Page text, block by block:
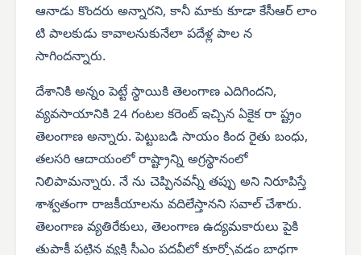
ఆనాడు కొందరు అన్నారని, కానీ మాకు కూడా కేసీఆర్ లాం
టి పాలకుడు కావాలనుకునేలా పదేళ్ల పాల న
సాగిందన్నారు.
దేశానికి అన్నం పెట్టే స్థాయికి తెలంగాణ ఎదిగిందని,
వ్యవసాయానికి 24 గంటల కరెంట్ ఇచ్చిన ఏకైక రా ష్ట్రం
తెలంగాణ అన్నారు. పెట్టుబడి సాయం కింద రైతు బంధు,
తలసరి ఆదాయంలో రాష్ట్రాన్ని అగ్రస్థానంలో
నిలిపామన్నారు. నే ను చెప్పినవన్నీ తప్పు అని నిరూపిస్తే
శాశ్వతంగా రాజకీయాలను వదిలేస్తానని సవాల్ చేశారు.
తెలంగాణ వ్యతిరేకులు, తెలంగాణ ఉద్యమకారులు పైకి
తుపాకీ పట్టిన వ్యక్తి సీఎం పదవీలో కూర్చోవడం బాధగా